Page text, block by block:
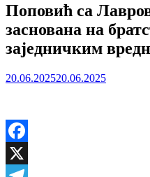
Поповић са
заснована на
заједничким
20.06.202520.06.2025
Facebook